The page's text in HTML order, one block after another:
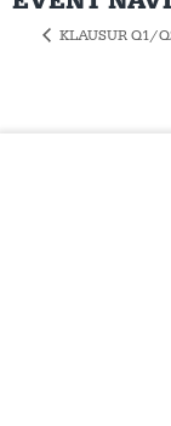
KLAUSUR Q1/